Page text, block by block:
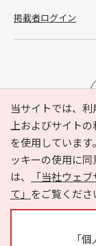
当サイトでは、
上およびサイト
を使用していま
ッキーの使用に
は、
「当社ウェ
て」 をご覧くださ
「
e-NAVITA（イ
利用規約
サイトマッ
掲載者ログイン